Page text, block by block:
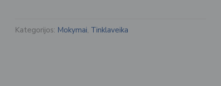
Kategorijos: Mokymai, Tinklaveika